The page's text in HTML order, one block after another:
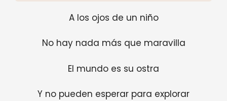
A los ojos de un niño
No hay nada más que maravilla
El mundo es su ostra
Y no pueden esperar para explorar